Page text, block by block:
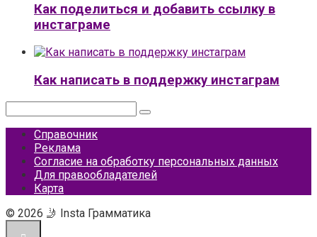
Как поделиться и добавить ссылку в
инстаграме
Как написать в поддержку инстаграм
Справочник
Реклама
Согласие на обработку персональных данных
Для правообладателей
Карта
© 2026 🤳 Insta Грамматика